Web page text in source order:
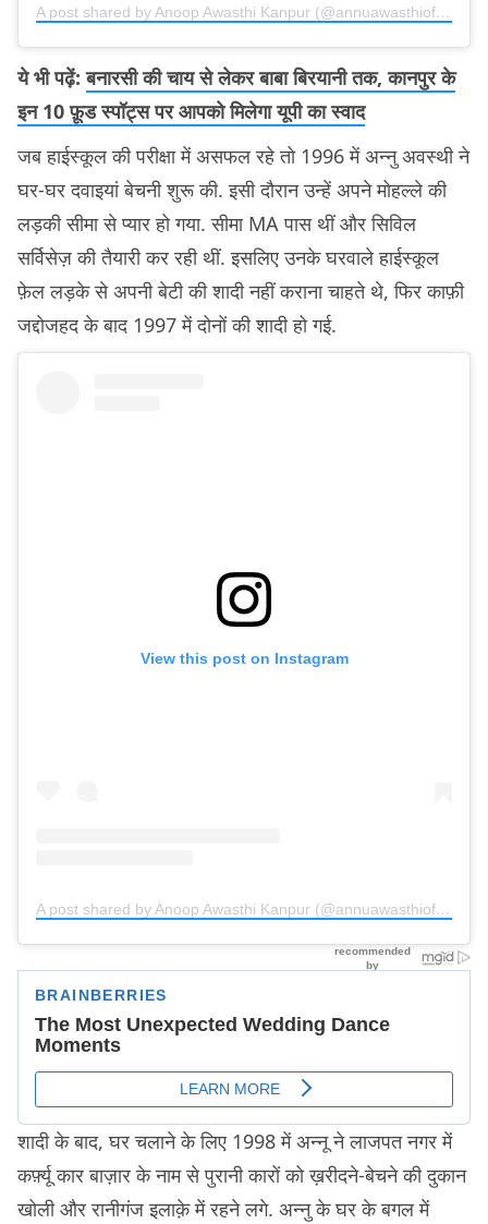
A post shared by Anoop Awasthi Kanpur (@annuawasthiofficial)
ये भी पढ़ें:बनारसी की चाय से लेकर बाबा बिरयानी तक, कानपुर के
इन 10 फ़ूड स्पॉट्स पर आपको मिलेगा यूपी का स्वाद
जब हाईस्कूल की परीक्षा में असफल रहे तो 1996 में अन्नु अवस्थी ने
घर-घर दवाइयां बेचनी शुरू की. इसी दौरान उन्हें अपने मोहल्ले की
लड़की सीमा से प्यार हो गया. सीमा MA पास थीं और सिविल
सर्विसेज़ की तैयारी कर रही थीं. इसलिए उनके घरवाले हाईस्कूल
फ़ेल लड़के से अपनी बेटी की शादी नहीं कराना चाहते थे, फिर काफ़ी
जद्दोजहद के बाद 1997 में दोनों की शादी हो गई.
View this post on Instagram
A post shared by Anoop Awasthi Kanpur (@annuawasthiofficial)
शादी के बाद, घर चलाने के लिए 1998 में अन्नू ने लाजपत नगर में
कर्फ़्यू कार बाज़ार के नाम से पुरानी कारों को ख़रीदने-बेचने की दुकान
खोली और रानीगंज इलाक़े में रहने लगे. अन्नु के घर के बगल में